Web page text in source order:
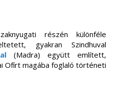
részén különféle
gyakran Szindhuval
(Madra) együtt említett,
Ofírt magába foglaló történeti